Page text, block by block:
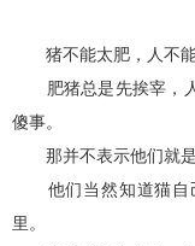
猪不能太肥，人不能
肥猪总是先挨宰，人
傻事。
那并不表示他们就是
他们当然知道猫自
里。